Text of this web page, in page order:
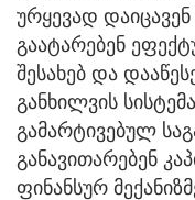
ურყევად
გაატარებენ
შესახებ და
განხილვის
გამარტივებულ
განავითარებენ
ფინანსურ